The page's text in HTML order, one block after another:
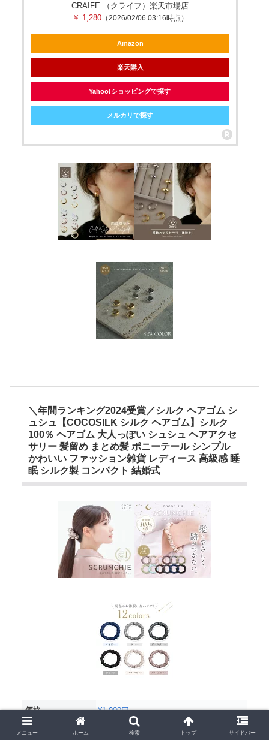
CRAIFE （クライフ）楽天市場店
￥ 1,280 （2026/02/06 03:16時点）
Amazon
楽天購入
Yahoo!ショッピングで探す
メルカリで探す
＼年間ランキング2024受賞／シルク ヘアゴム シ
ュシュ【COCOSILK シルク ヘアゴム】シルク
100％ ヘアゴム 大人っぽい シュシュ ヘアアクセ
サリー 髪留め まとめ髪 ポニーテール シンプル
かわいい ファッション雑貨 レディース 高級感 睡
眠 シルク製 コンパクト 結婚式
価格 ¥1,000円
ショップ名 カラダノミライ 自然通販
メニュー ホーム 検索 トップ サイドバー